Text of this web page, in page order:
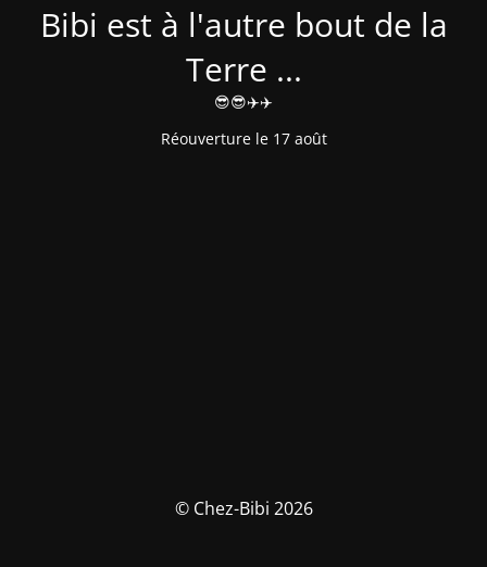
Bibi est à l'autre bout de la
Terre ...
😎😎✈️✈️
Réouverture le 17 août
© Chez-Bibi 2026